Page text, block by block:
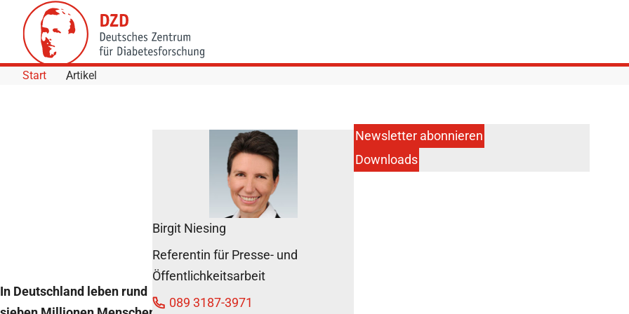
Skip to Content
Start Artikel
Weltdiabetestag 14.
November: Neue
Informationsangebote
auf www.diabinfo.de
DZD News
In Deutschland leben rund
Birgit Niesing
Referentin für Presse- und
Öffentlichkeitsarbeit
089 3187-3971
Newsletter abonnieren
Downloads